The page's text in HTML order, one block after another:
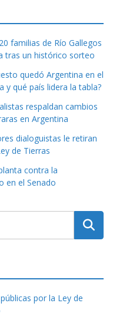
familias de Río Gallegos
tras un histórico sorteo
quedó Argentina en el
y qué país lidera la tabla?
respaldan cambios
en Argentina
dialoguistas le retiran
de Tierras
contra la
en el Senado
por la Ley de